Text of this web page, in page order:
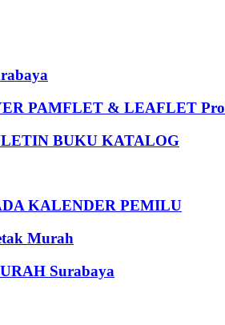
PAMFLET & LEAFLET
BUKU KATALOG
KALENDER PEMILU
Murah
Surabaya